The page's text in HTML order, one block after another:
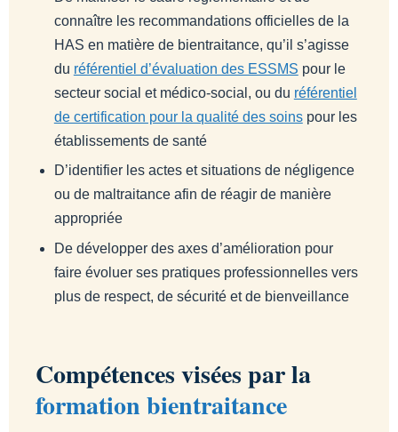
connaître les recommandations officielles de la
HAS en matière de bientraitance, qu’il s’agisse
du référentiel d’évaluation des ESSMS pour le
secteur social et médico-social, ou du référentiel
de certification pour la qualité des soinspour les
établissements de santé
D’identifier les actes et situations de négligence
ou de maltraitance afin de réagir de manière
appropriée
De développer des axes d’amélioration pour
faire évoluer ses pratiques professionnelles vers
plus de respect, de sécurité et de bienveillance
Compétences visées par la
formation bientraitance